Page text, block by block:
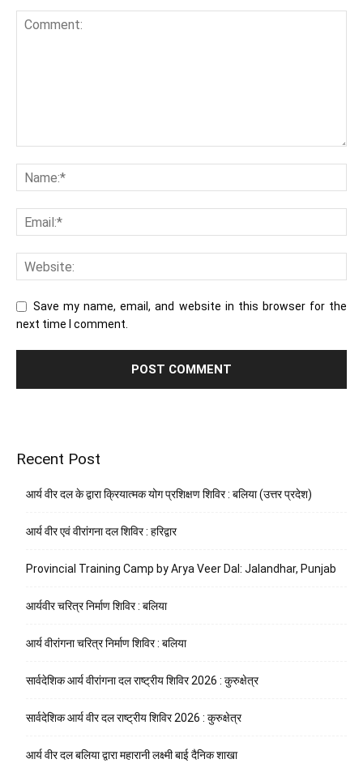
Save my name, email, and website in this browser for the
next time I comment.
Recent Post
आर्य वीर दल के द्वारा क्रियात्मक योग प्रशिक्षण शिविर : बलिया (उत्तर प्रदेश)
आर्य वीर एवं वीरांगना दल शिविर : हरिद्वार
Provincial Training Camp by Arya Veer Dal: Jalandhar, Punjab
आर्यवीर चरित्र निर्माण शिविर : बलिया
आर्य वीरांगना चरित्र निर्माण शिविर : बलिया
सार्वदेशिक आर्य वीरांगना दल राष्ट्रीय शिविर 2026 : कुरुक्षेत्र
सार्वदेशिक आर्य वीर दल राष्ट्रीय शिविर 2026 : कुरुक्षेत्र
आर्य वीर दल बलिया द्वारा महारानी लक्ष्मी बाई दैनिक शाखा